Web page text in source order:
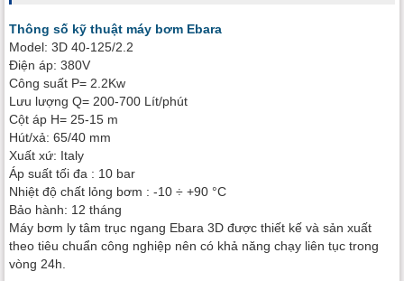
Thông số kỹ thuật máy bơm Ebara
Model: 3D 40-125/2.2
Điện áp: 380V
Công suất P= 2.2Kw
Lưu lượng Q= 200-700 Lít/phút
Cột áp H= 25-15 m
Hút/xả: 65/40 mm
Xuất xứ: Italy
Áp suất tối đa : 10 bar
Nhiệt độ chất lỏng bơm : -10 ÷ +90 °C
Bảo hành: 12 tháng
Máy bơm ly tâm trục ngang Ebara 3D được thiết kế và sản xuất
theo tiêu chuẩn công nghiệp nên có khả năng chạy liên tục trong
vòng 24h.